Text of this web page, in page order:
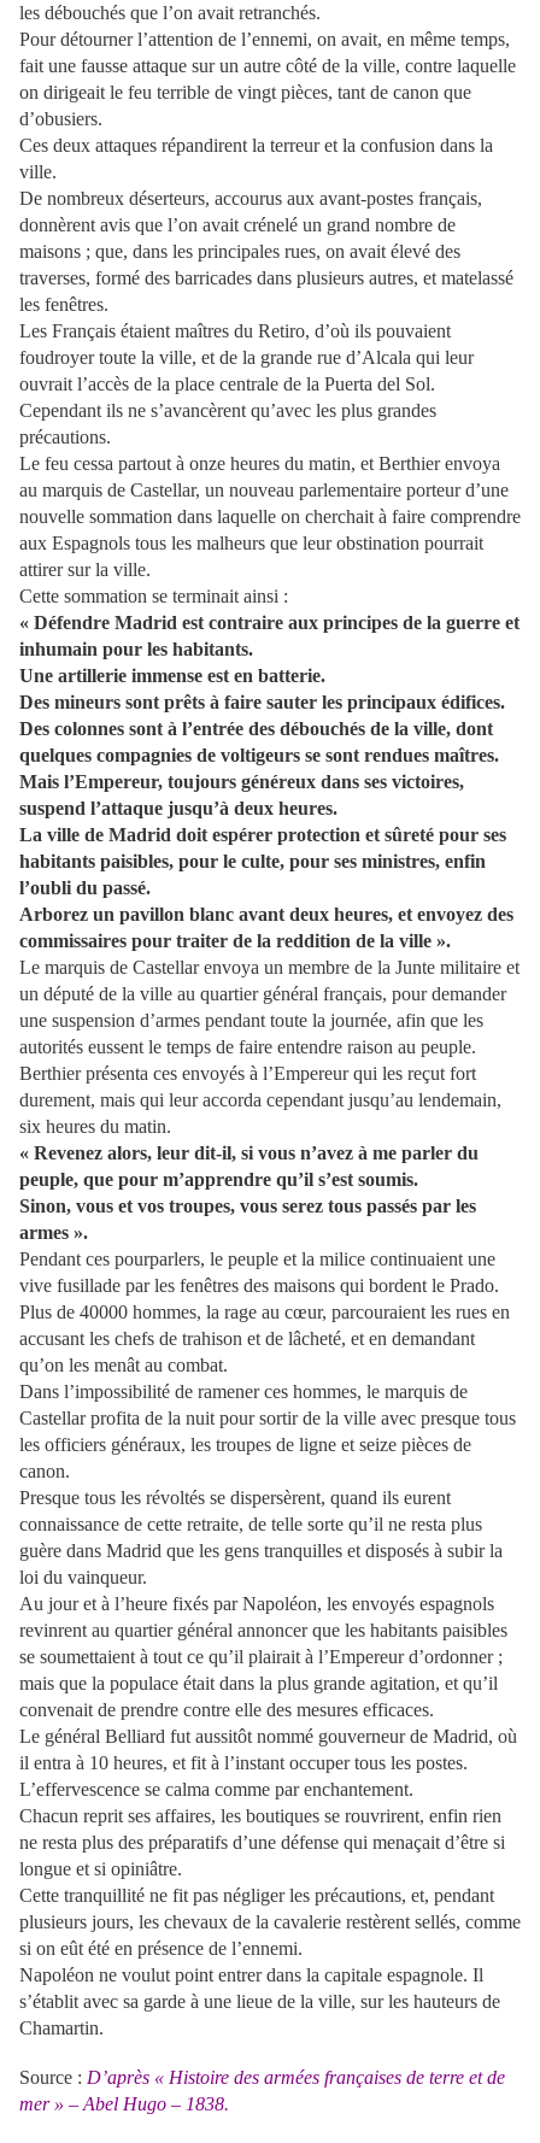
les débouchés que l’on avait retranchés.
Pour détourner l’attention de l’ennemi, on avait, en même temps,
fait une fausse attaque sur un autre côté de la ville, contre laquelle
on dirigeait le feu terrible de vingt pièces, tant de canon que
d’obusiers.
Ces deux attaques répandirent la terreur et la confusion dans la
ville.
De nombreux déserteurs, accourus aux avant-postes français,
donnèrent avis que l’on avait crénelé un grand nombre de
maisons ; que, dans les principales rues, on avait élevé des
traverses, formé des barricades dans plusieurs autres, et matelassé
les fenêtres.
Les Français étaient maîtres du Retiro, d’où ils pouvaient
foudroyer toute la ville, et de la grande rue d’Alcala qui leur
ouvrait l’accès de la place centrale de la Puerta del Sol.
Cependant ils ne s’avancèrent qu’avec les plus grandes
précautions.
Le feu cessa partout à onze heures du matin, et Berthier envoya
au marquis de Castellar, un nouveau parlementaire porteur d’une
nouvelle sommation dans laquelle on cherchait à faire comprendre
aux Espagnols tous les malheurs que leur obstination pourrait
attirer sur la ville.
Cette sommation se terminait ainsi :
« Défendre Madrid est contraire aux principes de la guerre et
inhumain pour les habitants.
Une artillerie immense est en batterie.
Des mineurs sont prêts à faire sauter les principaux édifices.
Des colonnes sont à l’entrée des débouchés de la ville, dont
quelques compagnies de voltigeurs se sont rendues maîtres.
Mais l’Empereur, toujours généreux dans ses victoires,
suspend l’attaque jusqu’à deux heures.
La ville de Madrid doit espérer protection et sûreté pour ses
habitants paisibles, pour le culte, pour ses ministres, enfin
l’oubli du passé.
Arborez un pavillon blanc avant deux heures, et envoyez des
commissaires pour traiter de la reddition de la ville ».
Le marquis de Castellar envoya un membre de la Junte militaire et
un député de la ville au quartier général français, pour demander
une suspension d’armes pendant toute la journée, afin que les
autorités eussent le temps de faire entendre raison au peuple.
Berthier présenta ces envoyés à l’Empereur qui les reçut fort
durement, mais qui leur accorda cependant jusqu’au lendemain,
six heures du matin.
« Revenez alors, leur dit-il, si vous n’avez à me parler du
peuple, que pour m’apprendre qu’il s’est soumis.
Sinon, vous et vos troupes, vous serez tous passés par les
armes ».
Pendant ces pourparlers, le peuple et la milice continuaient une
vive fusillade par les fenêtres des maisons qui bordent le Prado.
Plus de 40000 hommes, la rage au cœur, parcouraient les rues en
accusant les chefs de trahison et de lâcheté, et en demandant
qu’on les menât au combat.
Dans l’impossibilité de ramener ces hommes, le marquis de
Castellar profita de la nuit pour sortir de la ville avec presque tous
les officiers généraux, les troupes de ligne et seize pièces de
canon.
Presque tous les révoltés se dispersèrent, quand ils eurent
connaissance de cette retraite, de telle sorte qu’il ne resta plus
guère dans Madrid que les gens tranquilles et disposés à subir la
loi du vainqueur.
Au jour et à l’heure fixés par Napoléon, les envoyés espagnols
revinrent au quartier général annoncer que les habitants paisibles
se soumettaient à tout ce qu’il plairait à l’Empereur d’ordonner ;
mais que la populace était dans la plus grande agitation, et qu’il
convenait de prendre contre elle des mesures efficaces.
Le général Belliard fut aussitôt nommé gouverneur de Madrid, où
il entra à 10 heures, et fit à l’instant occuper tous les postes.
L’effervescence se calma comme par enchantement.
Chacun reprit ses affaires, les boutiques se rouvrirent, enfin rien
ne resta plus des préparatifs d’une défense qui menaçait d’être si
longue et si opiniâtre.
Cette tranquillité ne fit pas négliger les précautions, et, pendant
plusieurs jours, les chevaux de la cavalerie restèrent sellés, comme
si on eût été en présence de l’ennemi.
Napoléon ne voulut point entrer dans la capitale espagnole. Il
s’établit avec sa garde à une lieue de la ville, sur les hauteurs de
Chamartin.
Source : D’après « Histoire des armées françaises de terre et de
mer » – Abel Hugo – 1838.